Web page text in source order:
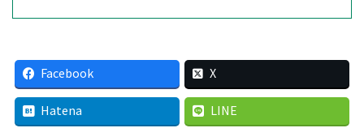
Facebook X
Hatena LINE